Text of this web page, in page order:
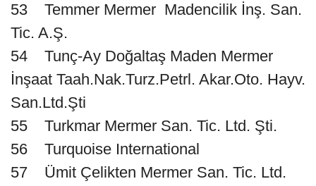
53 Temmer Mermer Madencilik İnş. San.
Tic. A.Ş.
54 Tunç-Ay Doğaltaş Maden Mermer
İnşaat Taah.Nak.Turz.Petrl. Akar.Oto. Hayv.
San.Ltd.Şti
55 Turkmar Mermer San. Tic. Ltd. Şti.
56 Turquoise International
57 Ümit Çelikten Mermer San. Tic. Ltd.